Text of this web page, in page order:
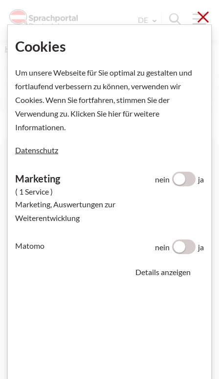
Suche
Sprache Wechseln.
DE
Home Deutsch unterrichten
Austropop: Warum Dialektsongs boomen
Cookies
Um unsere Webseite für Sie optimal zu gestalten und
fortlaufend verbessern zu können, verwenden wir
Cookies. Wenn Sie fortfahren, stimmen Sie der
Verwendung zu. Klicken Sie hier für weitere
Informationen.
Datenschutz
Marketing
( 1 Service )
Marketing, Auswertungen zur
Weiterentwicklung
nein ja
Matomo nein ja
Details anzeigen